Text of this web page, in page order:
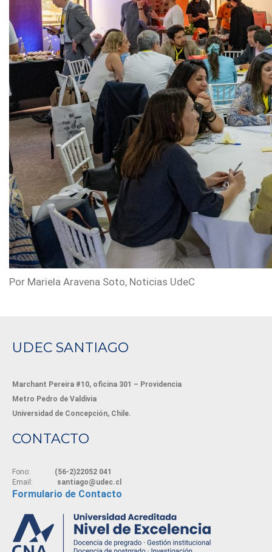
Por Mariela Aravena Soto, Noticias UdeC
UDEC SANTIAGO
Marchant Pereira #10, oficina 301 – Providencia
Metro Pedro de Valdivia
Universidad de Concepción, Chile.
CONTACTO
Fono:
(56-2)22052 041
Email:
santiago@udec.cl
Formulario de Contacto